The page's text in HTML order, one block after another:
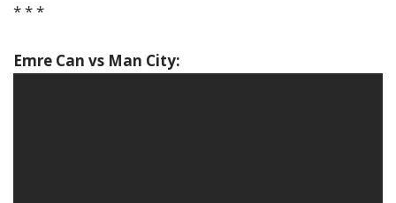
* * *
Emre Can vs Man City: